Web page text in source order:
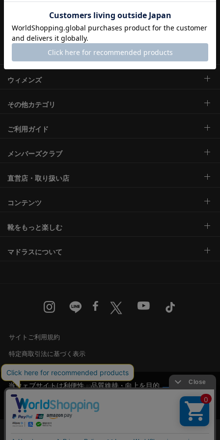
ブランド一覧
ウィメンズ
その他カテゴリ
ご利用ガイド
メンバーズクラブ
直営店・取り扱い店
コンテンツ
靴をもっと楽しむ
マドラスについて
サイトご利用規約
特定商取引法に基づく表示
古物営業法に基づく表示
プライバシー規約・個人情報の取り扱い
カスタマーハラスメントに対する基本方針
当ウェブサイトは利便性、品質維持・向上を目的
にCookieを使用しております。詳細は
ー規約をご覧ください。
承諾する